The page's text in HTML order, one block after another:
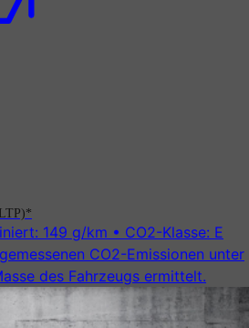
149 g/km • CO2-Klasse: E
CO2-Emissionen unter
des Fahrzeugs ermittelt.